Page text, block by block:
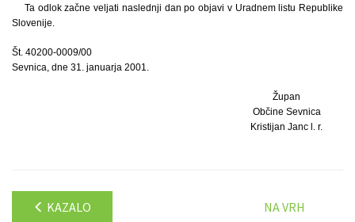
Ta odlok začne veljati naslednji dan po objavi v Uradnem listu Republike
Slovenije.
Št. 40200-0009/00
Sevnica, dne 31. januarja 2001.
Župan
Občine Sevnica
Kristijan Janc l. r.
KAZALO NA VRH